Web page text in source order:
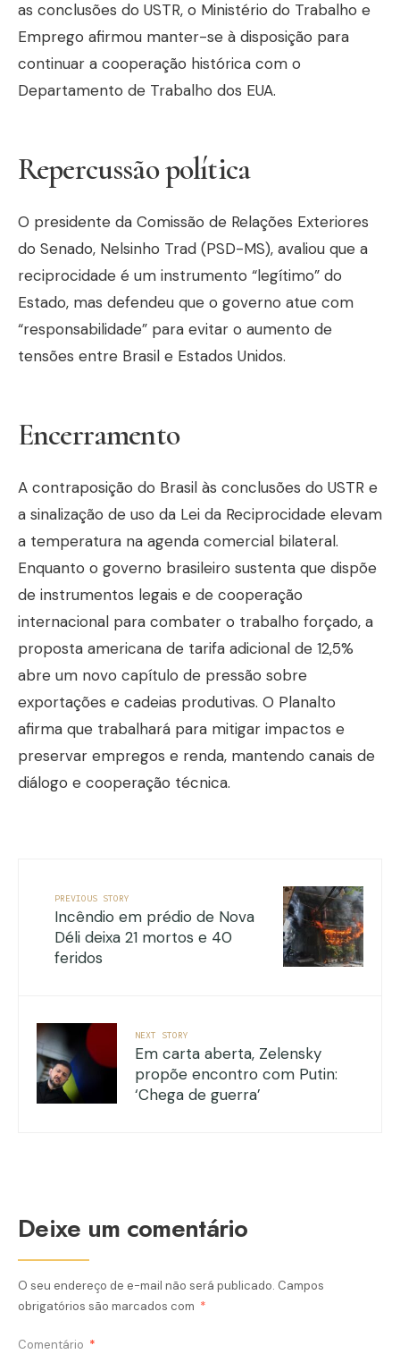
as conclusões do USTR, o Ministério do Trabalho e
Emprego afirmou manter-se à disposição para
continuar a cooperação histórica com o
Departamento de Trabalho dos EUA.
Repercussão política
O presidente da Comissão de Relações Exteriores
do Senado, Nelsinho Trad (PSD-MS), avaliou que a
reciprocidade é um instrumento “legítimo” do
Estado, mas defendeu que o governo atue com
“responsabilidade” para evitar o aumento de
tensões entre Brasil e Estados Unidos.
Encerramento
A contraposição do Brasil às conclusões do USTR e
a sinalização de uso da Lei da Reciprocidade elevam
a temperatura na agenda comercial bilateral.
Enquanto o governo brasileiro sustenta que dispõe
de instrumentos legais e de cooperação
internacional para combater o trabalho forçado, a
proposta americana de tarifa adicional de 12,5%
abre um novo capítulo de pressão sobre
exportações e cadeias produtivas. O Planalto
afirma que trabalhará para mitigar impactos e
preservar empregos e renda, mantendo canais de
diálogo e cooperação técnica.
PREVIOUS STORY
Incêndio em prédio de Nova
Déli deixa 21 mortos e 40
feridos
NEXT STORY
Em carta aberta, Zelensky
propõe encontro com Putin:
‘Chega de guerra’
Deixe um comentário
O seu endereço de e-mail não será publicado. Campos
obrigatórios são marcados com *
Comentário *